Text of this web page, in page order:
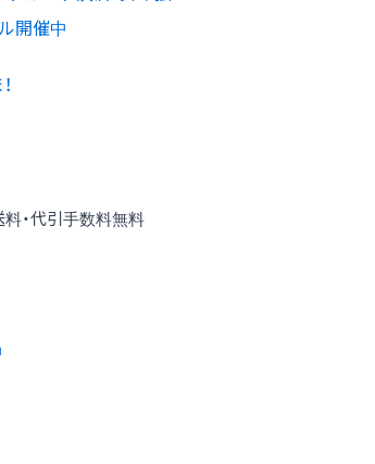
開催中
料・代引手数料無料